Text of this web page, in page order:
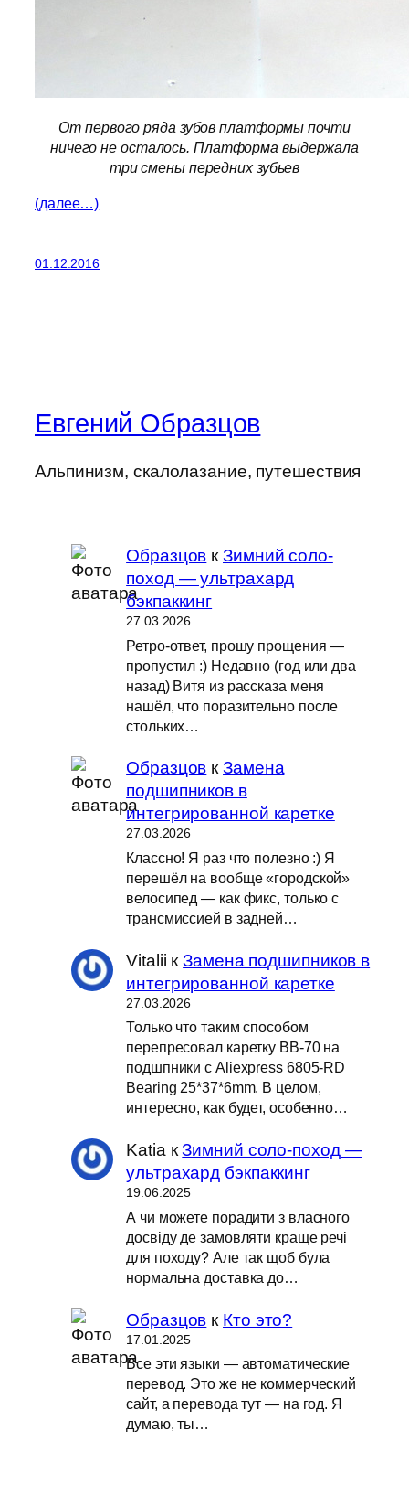
От первого ряда зубов платформы почти
ничего не осталось. Платформа выдержала
три смены передних зубьев
(далее…)
01.12.2016
Евгений Образцов
Альпинизм, скалолазание, путешествия
Образцов кЗимний соло-
поход — ультрахард
бэкпаккинг
27.03.2026
Ретро-ответ, прошу прощения —
пропустил :) Недавно (год или два
назад) Витя из рассказа меня
нашёл, что поразительно после
стольких…
Образцов кЗамена
подшипников в
интегрированной каретке
27.03.2026
Классно! Я раз что полезно :) Я
перешёл на вообще «городской»
велосипед — как фикс, только с
трансмиссией в задней…
Vitalii кЗамена подшипников в
интегрированной каретке
27.03.2026
Только что таким способом
перепресовал каретку BB-70 на
подшпники с Aliexpress 6805-RD
Bearing 25*37*6mm. В целом,
интересно, как будет, особенно…
Katia кЗимний соло-поход —
ультрахард бэкпаккинг
19.06.2025
А чи можете порадити з власного
досвіду де замовляти краще речі
для походу? Але так щоб була
нормальна доставка до…
Образцов к Кто это?
17.01.2025
Все эти языки — автоматические
перевод. Это же не коммерческий
сайт, а перевода тут — на год. Я
думаю, ты…